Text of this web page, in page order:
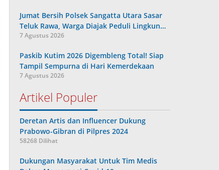
Jumat Bersih Polsek Sangatta Utara Sasar
Teluk Rawa, Warga Diajak Peduli Lingkun…
7 Agustus 2026
Paskib Kutim 2026 Digembleng Total! Siap
Tampil Sempurna di Hari Kemerdekaan
7 Agustus 2026
Artikel Populer
Deretan Artis dan Influencer Dukung
Prabowo-Gibran di Pilpres 2024
58268 Dilihat
Dukungan Masyarakat Untuk Tim Medis